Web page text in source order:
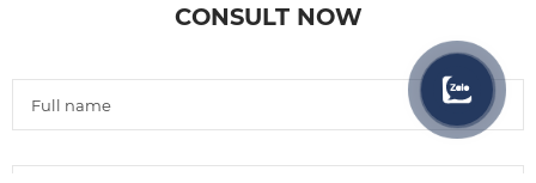
CONSULT NOW